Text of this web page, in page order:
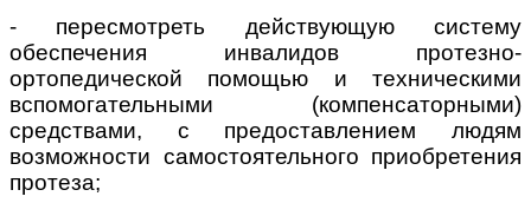
- пересмотреть действующую систему
обеспечения инвалидов протезно-
ортопедической помощью и техническими
вспомогательными (компенсаторными)
средствами, с предоставлением людям
возможности самостоятельного приобретения
протеза;